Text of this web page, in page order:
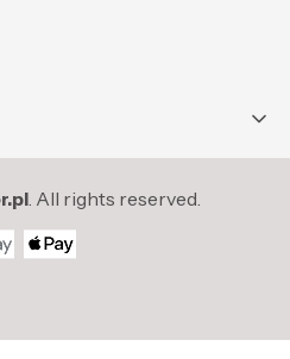
. All rights reserved.